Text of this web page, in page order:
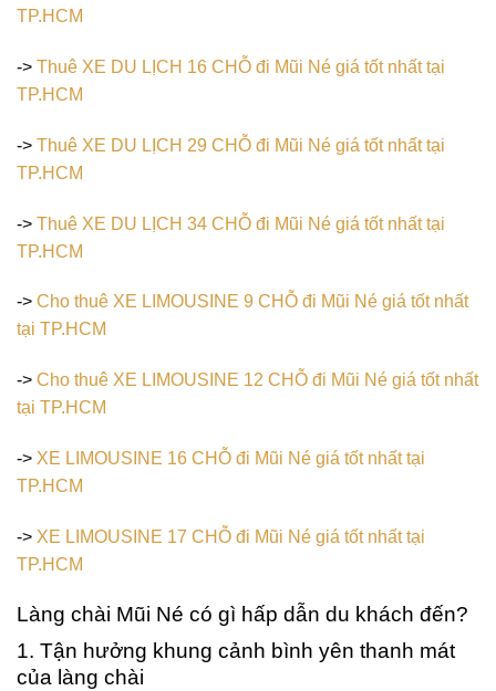
TP.HCM
-> Thuê XE DU LỊCH 16 CHỖ đi Mũi Né giá tốt nhất tại
TP.HCM
-> Thuê XE DU LỊCH 29 CHỖ đi Mũi Né giá tốt nhất tại
TP.HCM
-> Thuê XE DU LỊCH 34 CHỖ đi Mũi Né giá tốt nhất tại
TP.HCM
-> Cho thuê XE LIMOUSINE 9 CHỖ đi Mũi Né giá tốt nhất
tại TP.HCM
-> Cho thuê XE LIMOUSINE 12 CHỖ đi Mũi Né giá tốt nhất
tại TP.HCM
-> XE LIMOUSINE 16 CHỖ đi Mũi Né giá tốt nhất tại
TP.HCM
-> XE LIMOUSINE 17 CHỖ đi Mũi Né giá tốt nhất tại
TP.HCM
Làng chài Mũi Né có gì hấp dẫn du khách đến?
1. Tận hưởng khung cảnh bình yên thanh mát
của làng chài